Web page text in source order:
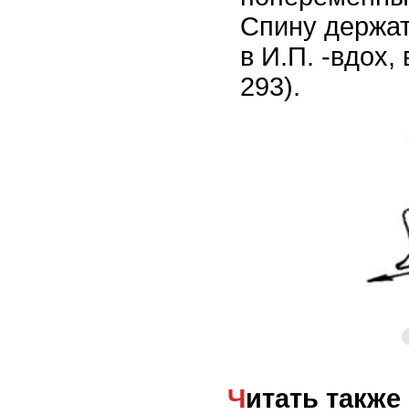
Спину
в И.П. -вдох,
293).
Читать также